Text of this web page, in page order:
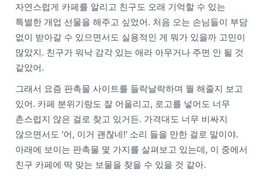
자연스럽게 카페를 알리고 친구도 오래 기억할 수 있는
특별한 개업 선물을 해주고 싶었어. 처음 오는 손님들이 부담
없이 받아갈 수 있으면서도 실용적인 게 뭐가 있을까 고민이
많았지. 친구가 워낙 감각 있는 애라 아무거나 주면 안 될 것
같았어.
그래서 요즘 판촉물 사이트를 들락날락하며 뭘 해줄지 보고
있어. 카페 분위기랑도 잘 어울리고, 로고를 넣어도 너무
촌스럽지 않은 걸로 찾고 있거든. 가격대도 너무 비싸지
않으면서도 '어, 이거 괜찮네!' 소리 들을 만한 걸로 말이야.
아래에 보이는 판촉물 몇 가지를 살펴보고 있는데, 이 중에서
친구 카페에 딱 맞는 보물을 찾을 수 있을 것 같아.